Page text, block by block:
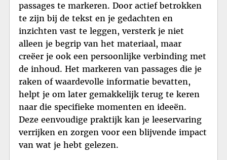
passages te markeren. Door actief betrokken
te zijn bij de tekst en je gedachten en
inzichten vast te leggen, versterk je niet
alleen je begrip van het materiaal, maar
creëer je ook een persoonlijke verbinding met
de inhoud. Het markeren van passages die je
raken of waardevolle informatie bevatten,
helpt je om later gemakkelijk terug te keren
naar die specifieke momenten en ideeën.
Deze eenvoudige praktijk kan je leeservaring
verrijken en zorgen voor een blijvende impact
van wat je hebt gelezen.